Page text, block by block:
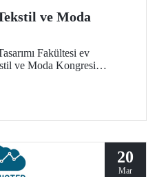
ve Moda
Fakültesi ev
ve Moda Kongresi
on bir farklı ülkeden
20
Mar